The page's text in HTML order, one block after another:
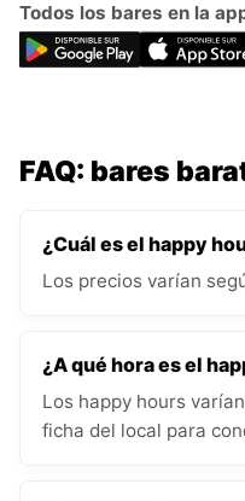
Todos los bares en la
FAQ: bares
¿Cuál es el happy
Los precios varían
¿A qué hora es el
Los happy hours
ficha del local para